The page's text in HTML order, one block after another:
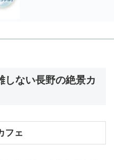
しない長野の絶景カ
フェ